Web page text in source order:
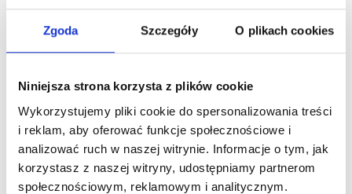
Zgoda Szczegóły O plikach cookies
Niniejsza strona korzysta z plików cookie
Wykorzystujemy pliki cookie do spersonalizowania treści
i reklam, aby oferować funkcje społecznościowe i
analizować ruch w naszej witrynie. Informacje o tym, jak
korzystasz z naszej witryny, udostępniamy partnerom
społecznościowym, reklamowym i analitycznym.
C
Nowości na naszym
blogu